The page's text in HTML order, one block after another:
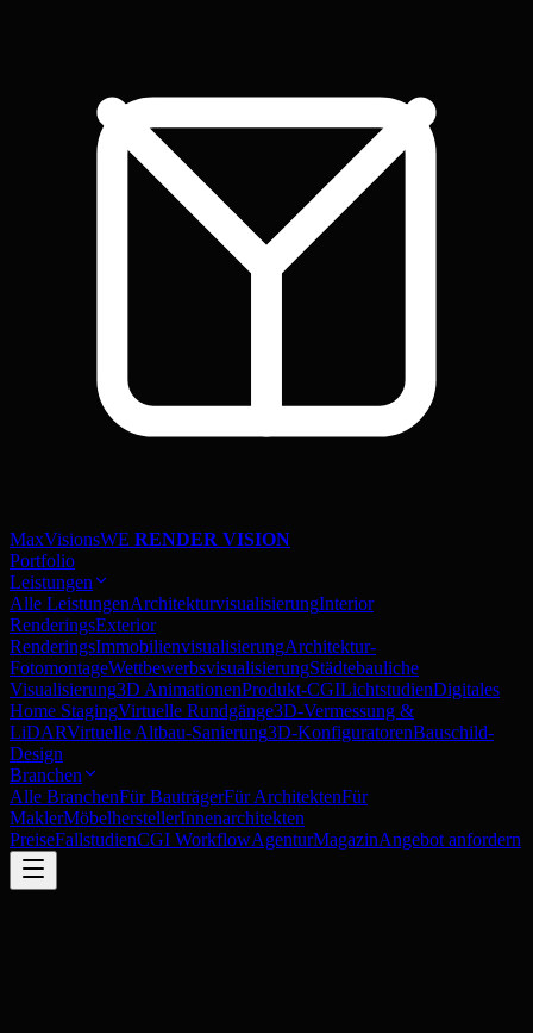
MaxVisionsWE RENDER VISION
Portfolio
Leistungen
Alle LeistungenArchitekturvisualisierungInterior
RenderingsExterior
RenderingsImmobilienvisualisierungArchitektur-
FotomontageWettbewerbsvisualisierungStädtebauliche
Visualisierung3D AnimationenProdukt-CGILichtstudienDigitales
Home StagingVirtuelle Rundgänge3D-Vermessung &
LiDARVirtuelle Altbau-Sanierung3D-KonfiguratorenBauschild-
Design
Branchen
Alle BranchenFür BauträgerFür ArchitektenFür
MaklerMöbelherstellerInnenarchitekten
PreiseFallstudienCGI WorkflowAgenturMagazinAngebot anfordern